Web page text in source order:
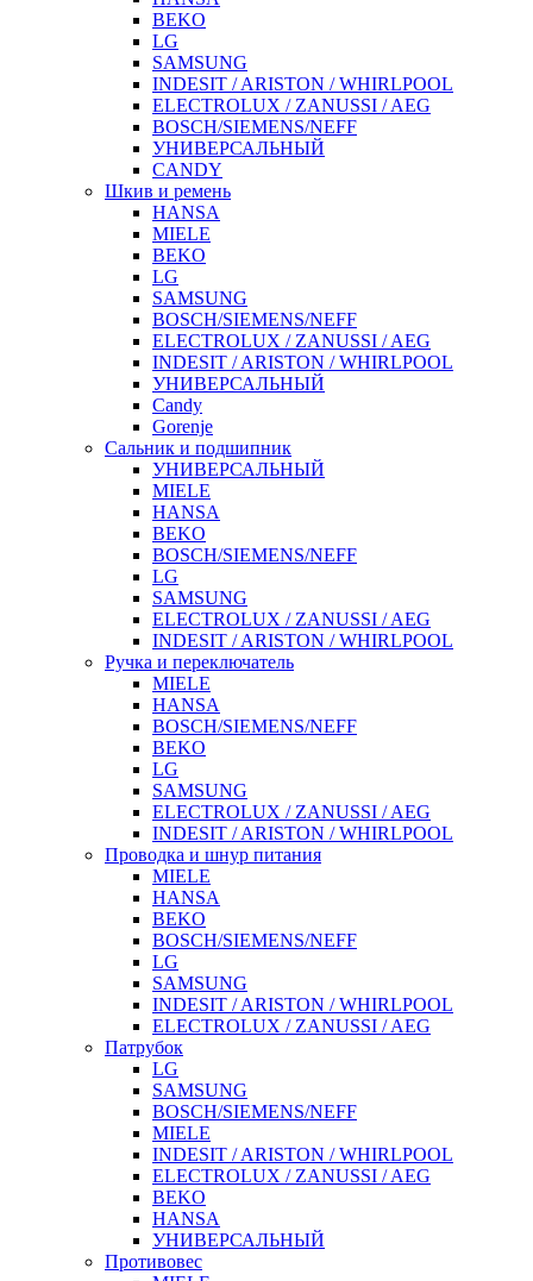
BEKO
LG
SAMSUNG
INDESIT / ARISTON / WHIRLPOOL
ELECTROLUX / ZANUSSI / AEG
BOSCH/SIEMENS/NEFF
УНИВЕРСАЛЬНЫЙ
CANDY
Шкив и ремень
HANSA
MIELE
BEKO
LG
SAMSUNG
BOSCH/SIEMENS/NEFF
ELECTROLUX / ZANUSSI / AEG
INDESIT / ARISTON / WHIRLPOOL
УНИВЕРСАЛЬНЫЙ
Candy
Gorenje
Сальник и подшипник
УНИВЕРСАЛЬНЫЙ
MIELE
HANSA
BEKO
BOSCH/SIEMENS/NEFF
LG
SAMSUNG
ELECTROLUX / ZANUSSI / AEG
INDESIT / ARISTON / WHIRLPOOL
Ручка и переключатель
MIELE
HANSA
BOSCH/SIEMENS/NEFF
BEKO
LG
SAMSUNG
ELECTROLUX / ZANUSSI / AEG
INDESIT / ARISTON / WHIRLPOOL
Проводка и шнур питания
MIELE
HANSA
BEKO
BOSCH/SIEMENS/NEFF
LG
SAMSUNG
INDESIT / ARISTON / WHIRLPOOL
ELECTROLUX / ZANUSSI / AEG
Патрубок
LG
SAMSUNG
BOSCH/SIEMENS/NEFF
MIELE
INDESIT / ARISTON / WHIRLPOOL
ELECTROLUX / ZANUSSI / AEG
BEKO
HANSA
УНИВЕРСАЛЬНЫЙ
Противовес